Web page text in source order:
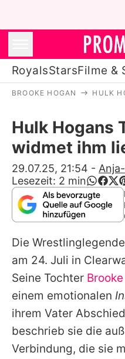
RoyalsStarsFilme &
Alle
App
BROOKE HOGAN HULK
Hulk Hogans
widmet ihm
29.07.25, 21:54 -
Lesezeit: 2 min
Die Wrestlinglegende
am 24. Juli in
Seine Tochter
einem emotionalen
ihrem Vater
beschrieb sie die
Verbindung, die sie